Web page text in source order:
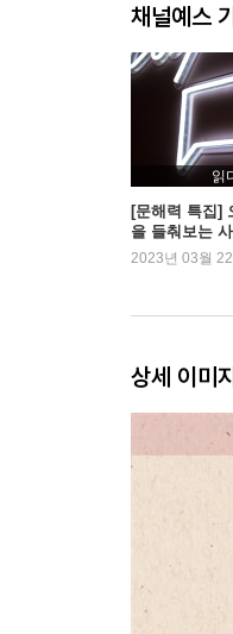
[책 속 칼럼]
3. 지금, 여
: 한국어 교
시험에 대한
[책 속 칼럼]
근로하지 말
나 / 시간의
에필로그:
그리고 남
채널예스
읽
[문해력 특집]
을 들춰보는
2023년 03월 22
상세 이미